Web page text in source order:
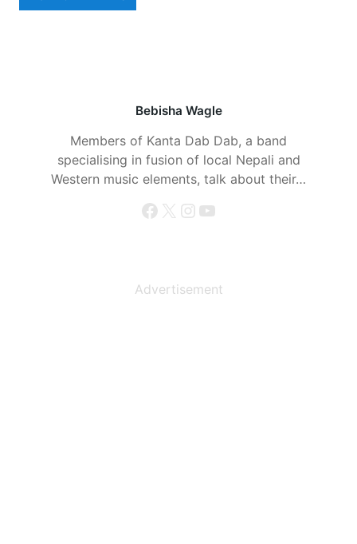
Bebisha Wagle
Members of Kanta Dab Dab, a band
specialising in fusion of local Nepali and
Western music elements, talk about their…
Facebook X Instagram YouTube
Advertisement